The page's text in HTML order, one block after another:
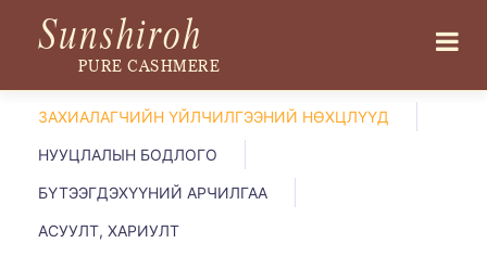
Sunshiroh
PURE CASHMERE
ЗАХИАЛАГЧИЙН ҮЙЛЧИЛГЭЭНИЙ НӨХЦЛҮҮД
НУУЦЛАЛЫН БОДЛОГО
БҮТЭЭГДЭХҮҮНИЙ АРЧИЛГАА
АСУУЛТ, ХАРИУЛТ